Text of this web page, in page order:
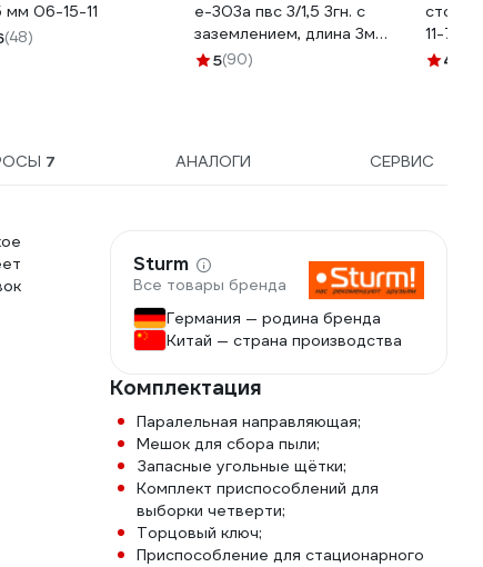
мм 06-15-11
(48)
е-303а пвс 3/1,5 3гн. с
заземлением, длина 3м
(еврослот) 1722
5(90)
11-70
4.6
7 АНАЛОГИ СЕРВИС
Sturm
Все товары бренда
Германия — родина бренда
Китай — страна производства
Комплектация
Паралельная направляющая;
Мешок для сбора пыли;
Запасные угольные щётки;
Комплект приспособлений для
выборки четверти;
Торцовый ключ;
Приспособление для стационарного